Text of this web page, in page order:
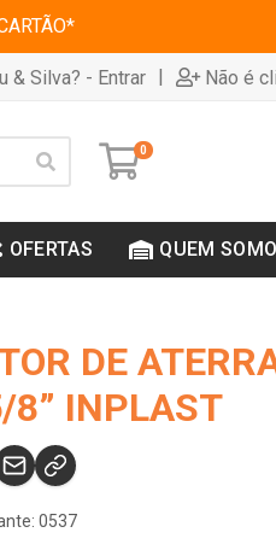
& Silva? - Entrar | Não é
0
OFERTAS QUEM
DE
8” INPLAST
0537